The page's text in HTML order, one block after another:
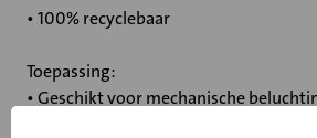
• 100% recyclebaar
Toepassing:
• Geschikt voor mechanische